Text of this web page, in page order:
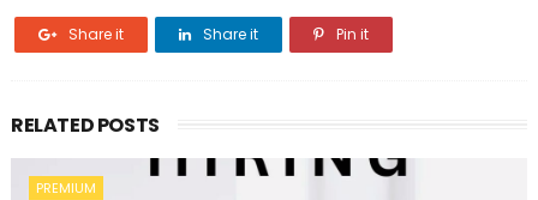
Share it Share it Pin it
RELATED POSTS
PREMIUM